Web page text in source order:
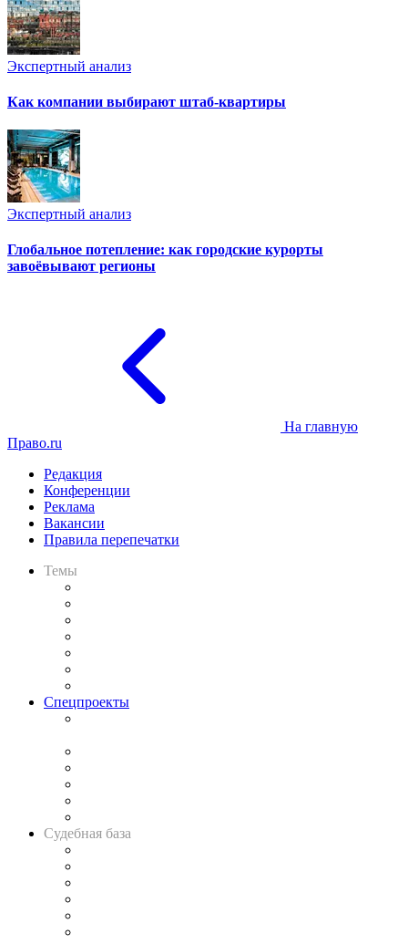
Экспертный анализ
Как компании выбирают штаб-квартиры
Экспертный анализ
Глобальное потепление: как городские курорты
завоёвывают регионы
На главную
Право.ru
Редакция
Конференции
Реклама
Вакансии
Правила перепечатки
Темы
Спецпроекты
Судебная база